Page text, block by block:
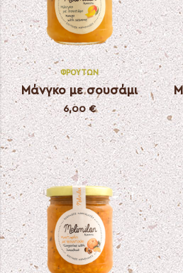
ΦΡΟΎΤΩΝ
Μάνγκο με σουσάμι
6,00€